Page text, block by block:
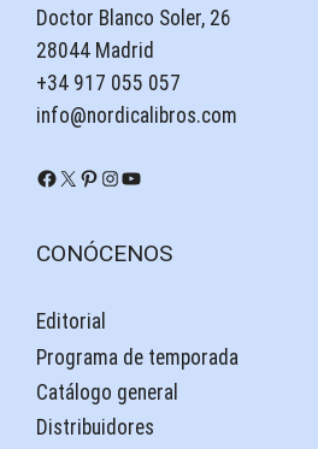
Doctor Blanco Soler, 26
28044 Madrid
+34 917 055 057
info@nordicalibros.com
Facebook
X Pinterest
Instagram
YouTube
CONÓCENOS
Editorial
Programa de temporada
Catálogo general
Distribuidores